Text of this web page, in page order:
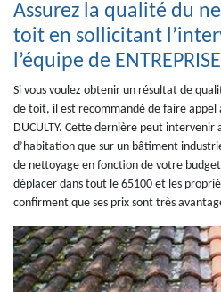
Assurez la qualité du
toit en sollicitant
l’équipe de
Si vous voulez obtenir un résultat de
de toit, il est recommandé de faire appel à
DUCULTY. Cette dernière peut intervenir
d’habitation que sur un bâtiment
de nettoyage en fonction de votre
déplacer dans tout le 65100 et les
confirment que ses prix sont très